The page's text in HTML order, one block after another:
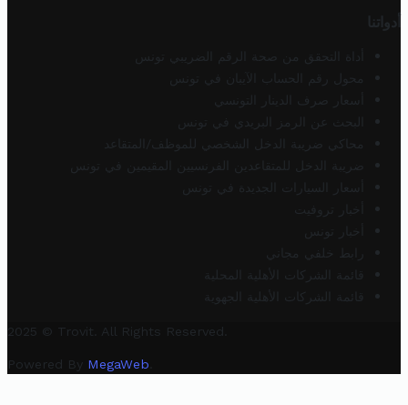
أدواتنا
أداة التحقق من صحة الرقم الضريبي تونس
محول رقم الحساب الآيبان في تونس
أسعار صرف الدينار التونسي
البحث عن الرمز البريدي في تونس
محاكي ضريبة الدخل الشخصي للموظف/المتقاعد
ضريبة الدخل للمتقاعدين الفرنسيين المقيمين في تونس
أسعار السيارات الجديدة في تونس
أخبار تروفيت
أخبار تونس
رابط خلفي مجاني
قائمة الشركات الأهلية المحلية
قائمة الشركات الأهلية الجهوية
2025 © Trovit. All Rights Reserved.
Powered By MegaWeb